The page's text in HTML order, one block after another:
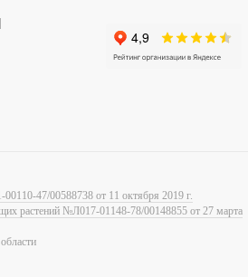
47/00588738 от 11 октября 2019 г.
растений №Л017-01148-78/00148855 от 27 марта